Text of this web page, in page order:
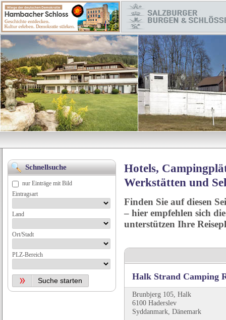
Hotels,
Werkstätten und
Finden Sie auf diesen
– hier empfehlen sich
unterstützen Ihre
Halk Strand Camping
Brunbjerg 105, Halk
6100 Haderslev
Syddanmark, Dänemark
Schnellsuche
nur Einträge mit Bild
Eintragsart
Land
Ort/Stadt
PLZ-Bereich